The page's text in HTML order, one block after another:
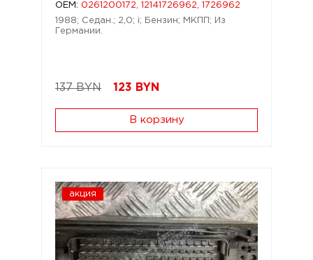
OEM: 0261200172, 12141726962, 1726962
1988; Седан.; 2,0; i; Бензин; МКПП; Из
Германии.
137 BYN 123 BYN
В корзину
акция